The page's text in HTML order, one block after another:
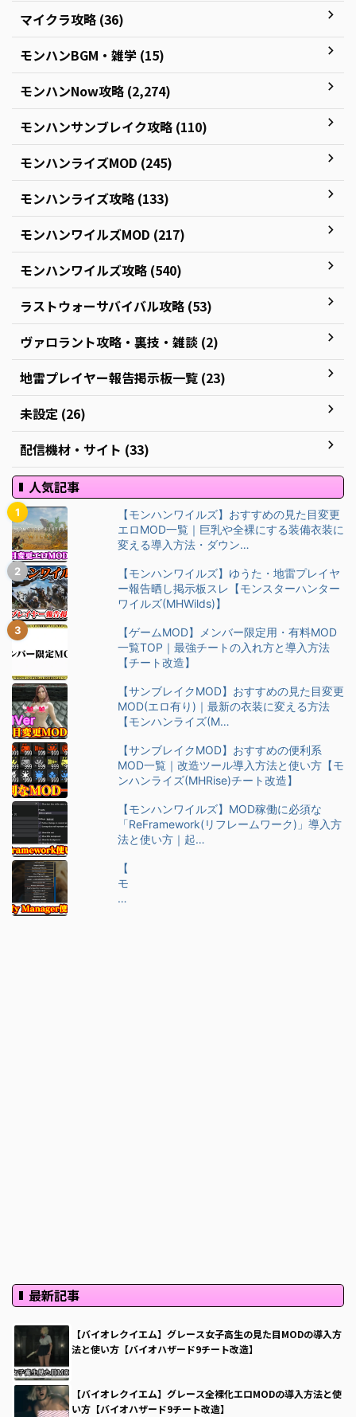
マイクラ攻略 (36)
モンハンBGM・雑学 (15)
モンハンNow攻略 (2,274)
モンハンサンブレイク攻略 (110)
モンハンライズMOD (245)
モンハンライズ攻略 (133)
モンハンワイルズMOD (217)
モンハンワイルズ攻略 (540)
ラストウォーサバイバル攻略 (53)
ヴァロラント攻略・裏技・雑談 (2)
地雷プレイヤー報告掲示板一覧 (23)
未設定 (26)
配信機材・サイト (33)
人気記事
【モンハンワイルズ】おすすめの見た目変更
エロMOD一覧｜巨乳や全裸にする装備衣装に
変える導入方法・ダウン…
【モンハンワイルズ】ゆうた・地雷プレイヤ
ー報告晒し掲示板スレ【モンスターハンター
ワイルズ(MHWilds)】
【ゲームMOD】メンバー限定用・有料MOD
一覧TOP｜最強チートの入れ方と導入方法
【チート改造】
【サンブレイクMOD】おすすめの見た目変更
MOD(エロ有り)｜最新の衣装に変える方法
【モンハンライズ(M…
【サンブレイクMOD】おすすめの便利系
MOD一覧｜改造ツール導入方法と使い方【モ
ンハンライズ(MHRise)チート改造】
【モンハンワイルズ】MOD稼働に必須な
「ReFramework(リフレームワーク)」導入方
法と使い方｜起…
【
モ
ン
最新記事
【バイオレクイエム】グレース女子高生の見た目MODの導入方
法と使い方【バイオハザード9チート改造】
【バイオレクイエム】グレース全裸化エロMODの導入方法と使
い方【バイオハザード9チート改造】